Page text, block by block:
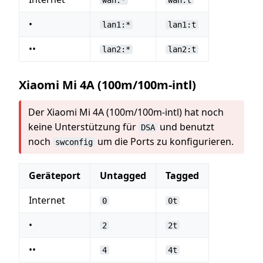
• lan1:* lan1:t
•• lan2:* lan2:t
Xiaomi Mi 4A (100m/100m-intl)
Der Xiaomi Mi 4A (100m/100m-intl) hat noch
keine Unterstützung für DSA und benutzt
noch
swconfig um die Ports zu konfigurieren.
Geräteport Untagged
Tagged
Internet
0 0t
• 2 2t
•• 4 4t